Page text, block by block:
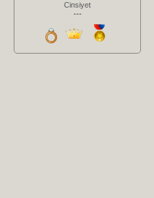
Cinsiyet
---